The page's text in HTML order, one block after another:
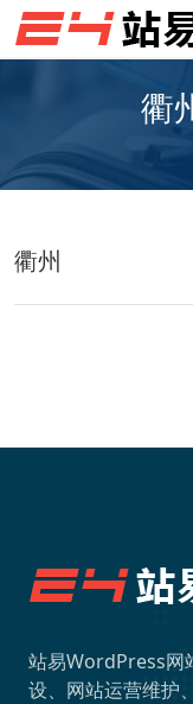
衢
衢州
站易WordPress网
设、网站运营维护